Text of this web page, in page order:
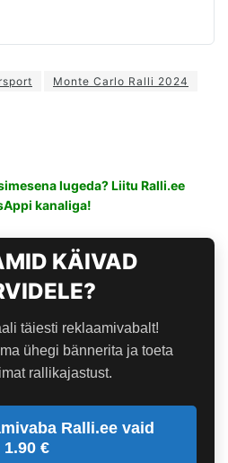
Monte Carlo Ralli 2024
lugeda? Liitu Ralli.ee
kanaliga!
KÄIVAD
täiesti reklaamivabalt!
ühegi bännerita ja toeta
rallikajastust.
Ralli.ee vaid
1.90 €